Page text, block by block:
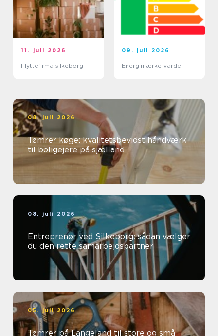
11. juli 2026
Flyttefirma silkeborg
09. juli 2026
Energimærke varde
08. juli 2026
Tømrer køge: kvalitetsbevidst håndværk
til boligejere på sjælland
08. juli 2026
Entreprenør ved Silkeborg: sådan vælger
du den rette samarbejdspartner
05. juli 2026
Tømrer på Langeland til store og små